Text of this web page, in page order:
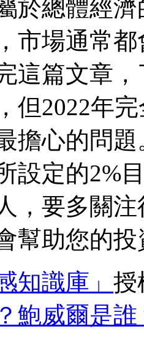
於總體經
市場通常
這篇文章
但2022年
擔心的問
設定的2%
，要多關
幫助您的
知識庫」 授
鮑威爾是